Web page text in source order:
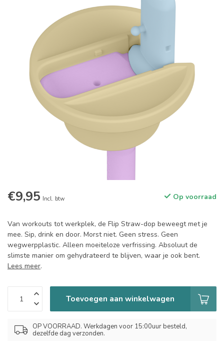
€9,95 Incl. btw Op voorraad
Van workouts tot werkplek, de Flip Straw-dop beweegt met je
mee. Sip, drink en door. Morst niet. Geen stress. Geen
wegwerpplastic. Alleen moeiteloze verfrissing. Absoluut de
slimste manier om gehydrateerd te blijven, waar je ook bent.
Lees meer.
Toevoegen aan winkelwagen
OP VOORRAAD. Werkdagen voor 15:00uur besteld,
dezelfde dag verzonden.